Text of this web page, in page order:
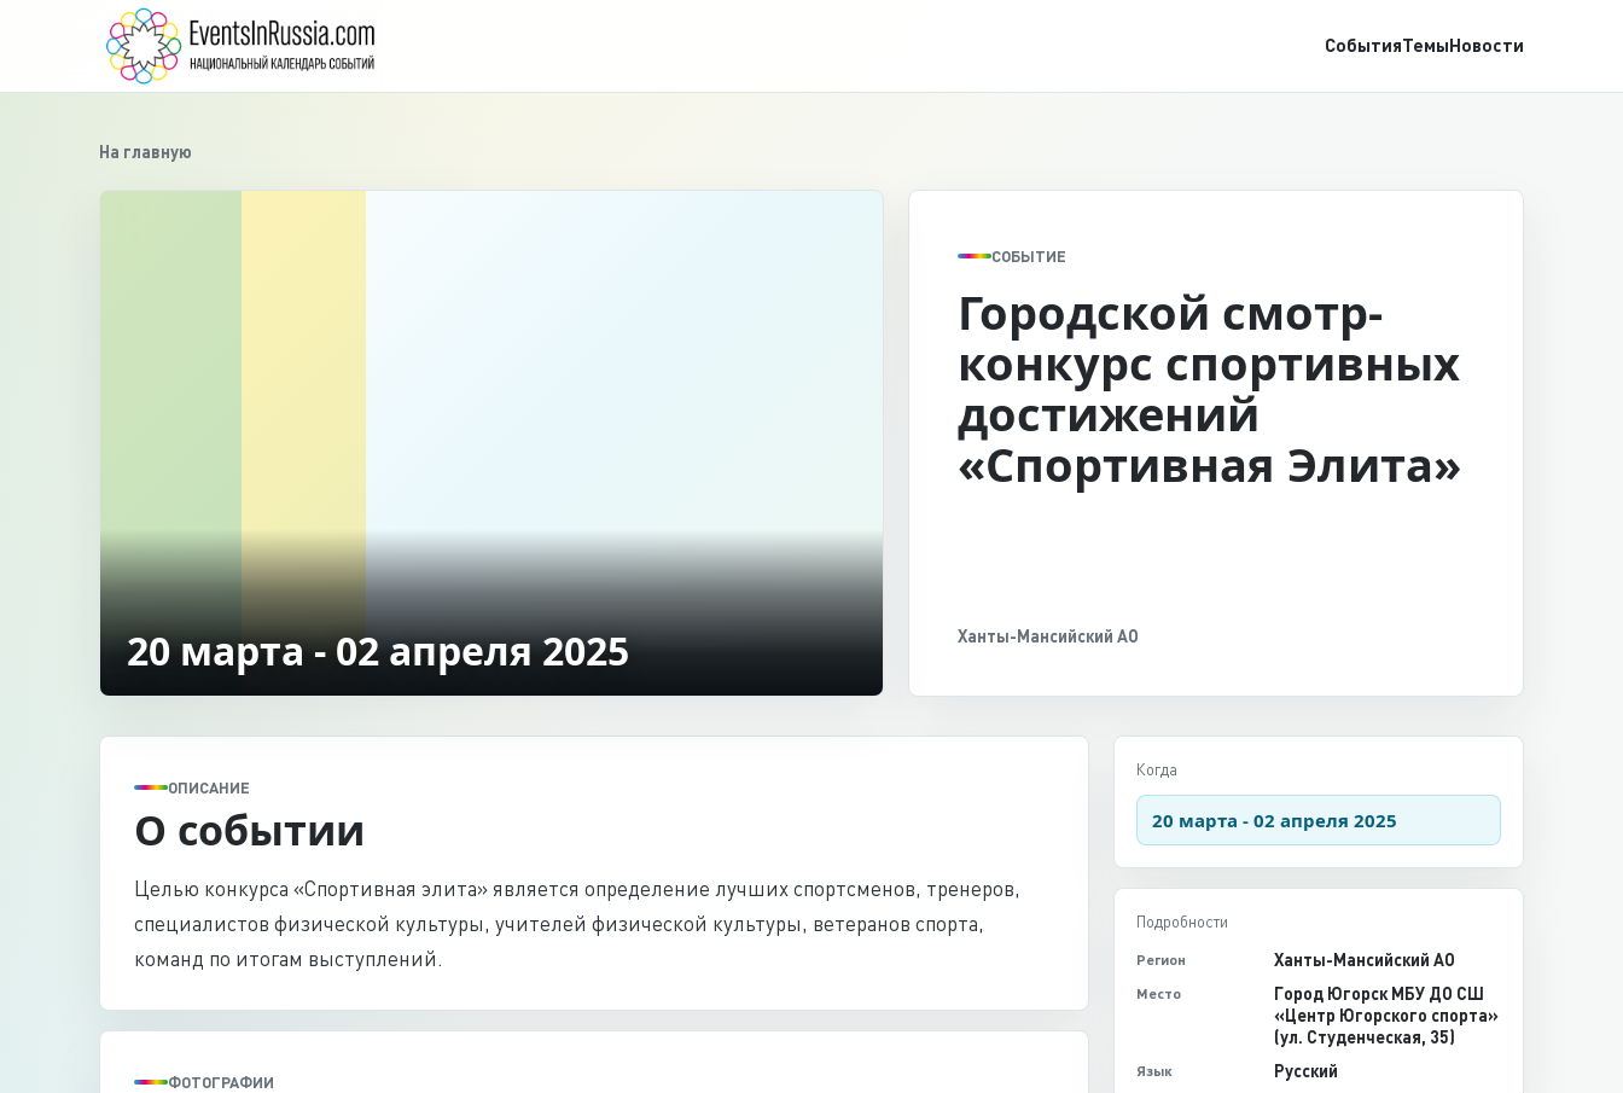
СобытияТемыНовости
На главную
‹
20 марта - 02 апреля 2025
СОБЫТИЕ
Городской смотр-
конкурс спортивных
достижений
«Спортивная Элита»
Ханты-Мансийский АО
ОПИСАНИЕ
О событии
Целью конкурса «Спортивная элита» является определение лучших спортсменов, тренеров,
специалистов физической культуры, учителей физической культуры, ветеранов спорта,
команд по итогам выступлений.
ФОТОГРАФИИ
Когда
20 марта - 02 апреля 2025
Подробности
Регион Ханты-Мансийский АО
Место
Город Югорск МБУ ДО СШ
«Центр Югорского спорта»
(ул. Студенческая, 35)
Язык Русский